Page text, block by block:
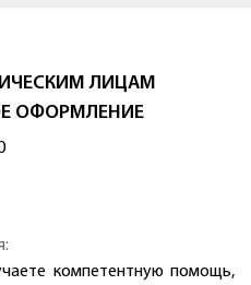
ЛИЦАМ
ОФОРМЛЕНИЕ
компетентную помощь,